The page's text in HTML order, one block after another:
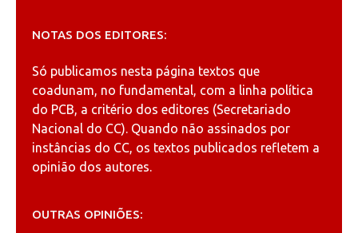
NOTAS DOS EDITORES:
Só publicamos nesta página textos que
coadunam, no fundamental, com a linha política
do PCB, a critério dos editores (Secretariado
Nacional do CC). Quando não assinados por
instâncias do CC, os textos publicados refletem a
opinião dos autores.
OUTRAS OPINIÕES: